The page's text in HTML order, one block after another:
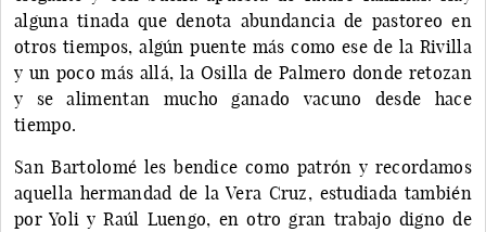
alguna tinada que denota abundancia de pastoreo en
otros tiempos, algún puente más como ese de la Rivilla
y un poco más allá, la Osilla de Palmero donde retozan
y se alimentan mucho ganado vacuno desde hace
tiempo.
San Bartolomé les bendice como patrón y recordamos
aquella hermandad de la Vera Cruz, estudiada también
por Yoli y Raúl Luengo, en otro gran trabajo digno de